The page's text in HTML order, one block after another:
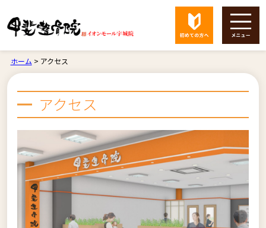
ホーム > アクセス
アクセス